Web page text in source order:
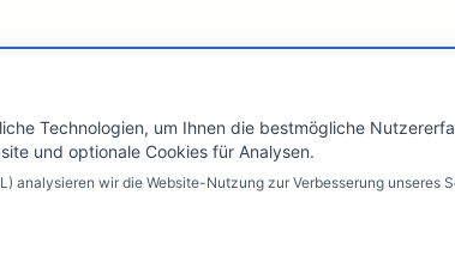
Technologien, um Ihnen die bestmögliche
und optionale Cookies für Analysen.
analysieren wir die Website-Nutzung zur Verbesserung unseres